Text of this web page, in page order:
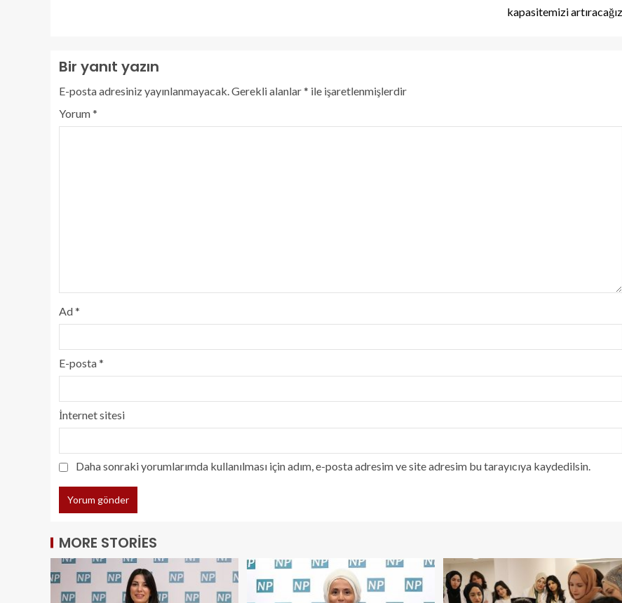
kapasitemizi artıracağız
Bir yanıt yazın
E-posta adresiniz yayınlanmayacak.Gerekli alanlar* ile işaretlenmişlerdir
Yorum*
Ad*
E-posta*
İnternet sitesi
Daha sonraki yorumlarımda kullanılması için adım, e-posta adresim ve site adresim bu tarayıcıya kaydedilsin.
MORE STORIES